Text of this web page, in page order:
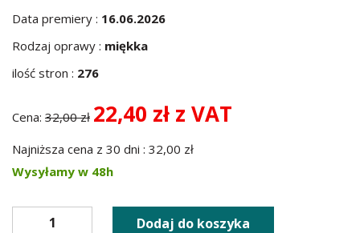
Data premiery : 16.06.2026
Rodzaj oprawy : miękka
ilość stron : 276
Cena: 32,00 zł 22,40 zł z VAT
Najniższa cena z 30 dni : 32,00 zł
Wysyłamy w 48h
Dodaj do koszyka